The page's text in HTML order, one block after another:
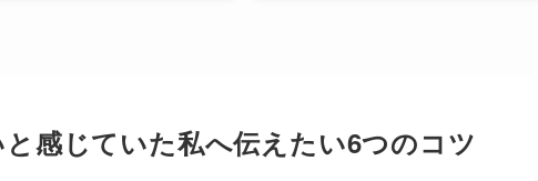
感じていた私へ伝えたい6つのコツ